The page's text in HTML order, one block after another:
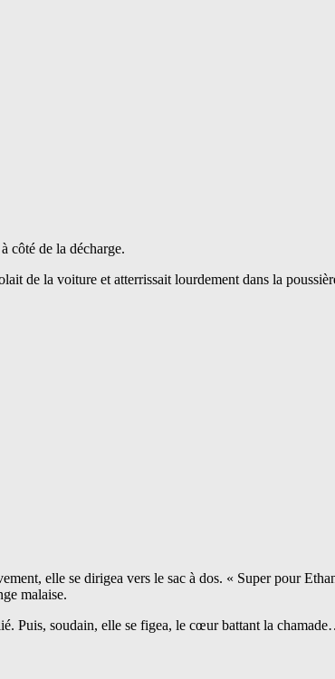
côté de la décharge.
de la voiture et atterrissait lourdement dans la
elle se dirigea vers le sac à dos. « Super pour
malaise.
Puis, soudain, elle se figea, le cœur battant la